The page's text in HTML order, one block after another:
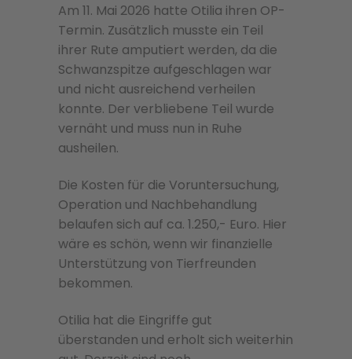
Am 11. Mai 2026 hatte Otilia ihren OP-
Termin. Zusätzlich musste ein Teil
ihrer Rute amputiert werden, da die
Schwanzspitze aufgeschlagen war
und nicht ausreichend verheilen
konnte. Der verbliebene Teil wurde
vernäht und muss nun in Ruhe
ausheilen.
Die Kosten für die Voruntersuchung,
Operation und Nachbehandlung
belaufen sich auf ca. 1.250,- Euro. Hier
wäre es schön, wenn wir finanzielle
Unterstützung von Tierfreunden
bekommen.
Otilia hat die Eingriffe gut
überstanden und erholt sich weiterhin